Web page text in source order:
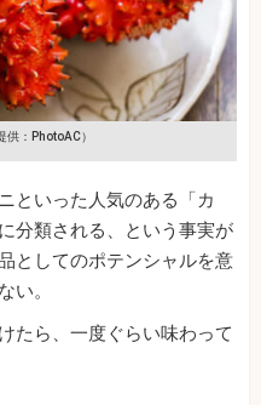
供：PhotoAC）
といった人気のある「カ
分類される、という事実が
としてのポテンシャルを意
い。
たら、一度ぐらい味わって